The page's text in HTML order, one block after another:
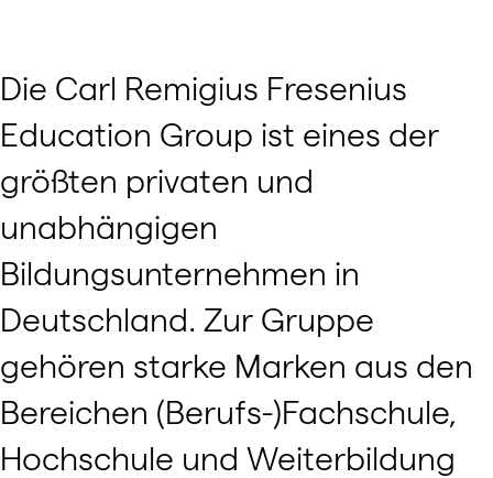
Die Carl Remigius Fresenius
Education Group ist eines der
größten privaten und
unabhängigen
Bildungsunternehmen in
Deutschland. Zur Gruppe
gehören starke Marken aus den
Bereichen (Berufs-)Fachschule,
Hochschule und Weiterbildung